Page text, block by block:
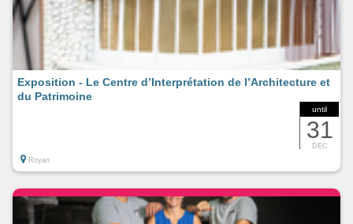
until
31
DEC
Exposition - Le Centre d’Interprétation de l’Architecture et
du Patrimoine
Royan